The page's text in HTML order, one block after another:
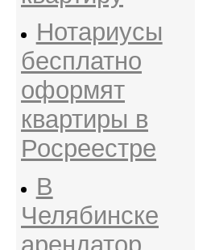
Нотариусы
бесплатно
оформят
квартиры в
Росреестре
В
Челябинске